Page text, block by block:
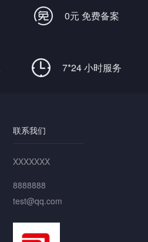
0元 免费备案
7*24 小时服务
联系我们
XXXXXXX
8888888
test@qq.com